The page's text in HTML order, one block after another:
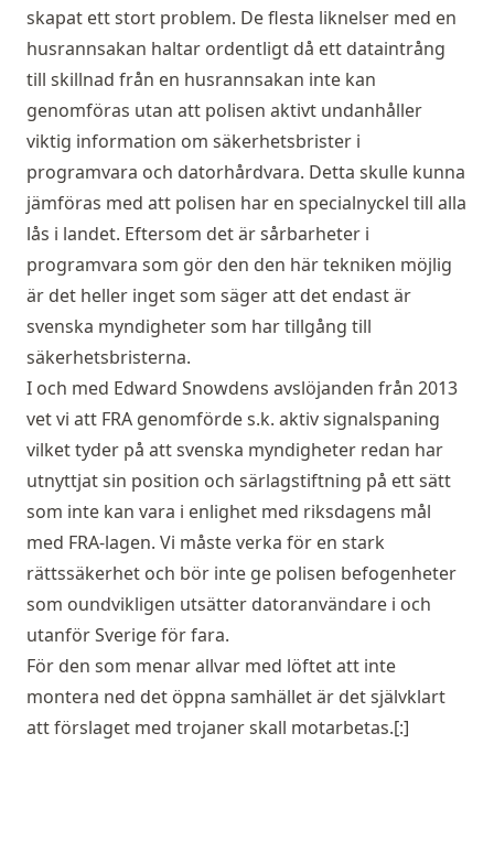
skapat ett stort problem. De flesta liknelser med en
husrannsakan haltar ordentligt då ett dataintrång
till skillnad från en husrannsakan inte kan
genomföras utan att polisen aktivt undanhåller
viktig information om säkerhetsbrister i
programvara och datorhårdvara. Detta skulle kunna
jämföras med att polisen har en specialnyckel till alla
lås i landet. Eftersom det är sårbarheter i
programvara som gör den den här tekniken möjlig
är det heller inget som säger att det endast är
svenska myndigheter som har tillgång till
säkerhetsbristerna.
I och med Edward Snowdens avslöjanden från 2013
vet vi att FRA genomförde s.k. aktiv signalspaning
vilket tyder på att svenska myndigheter redan har
utnyttjat sin position och särlagstiftning på ett sätt
som inte kan vara i enlighet med riksdagens mål
med FRA-lagen. Vi måste verka för en stark
rättssäkerhet och bör inte ge polisen befogenheter
som oundvikligen utsätter datoranvändare i och
utanför Sverige för fara.
För den som menar allvar med löftet att inte
montera ned det öppna samhället är det självklart
att förslaget med trojaner skall motarbetas.[:]